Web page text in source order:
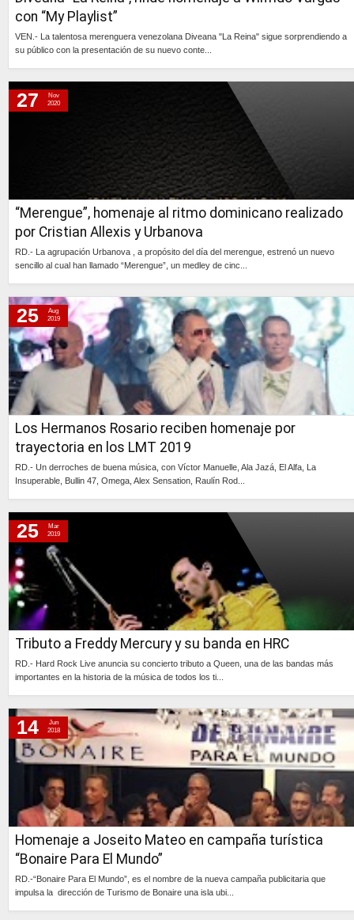
con “My Playlist”
VEN.- La talentosa merenguera venezolana Diveana "La Reina" sigue sorprendiendo a
su público con la presentación de su nuevo conte...
“Merengue”, homenaje al ritmo dominicano realizado
por Cristian Allexis y Urbanova
RD.- La agrupación Urbanova , a propósito del día del merengue, estrenó un nuevo
sencillo al cual han llamado “Merengue”, un medley de cinc...
27
Nov
2020
Los Hermanos Rosario reciben homenaje por
trayectoria en los LMT 2019
RD.- Un derroches de buena música, con Víctor Manuelle, Ala Jazá, El Alfa, La
Insuperable, Bullin 47, Omega, Alex Sensation, Raulín Rod...
25
Aug
2019
Tributo a Freddy Mercury y su banda en HRC
RD.- Hard Rock Live anuncia su concierto tributo a Queen, una de las bandas más
importantes en la historia de la música de todos los ti...
25
Mar
2019
Homenaje a Joseito Mateo en campaña turística
“Bonaire Para El Mundo”
RD.-“Bonaire Para El Mundo”, es el nombre de la nueva campaña publicitaria que
impulsa la dirección de Turismo de Bonaire una isla ubi...
14
Jun
2018